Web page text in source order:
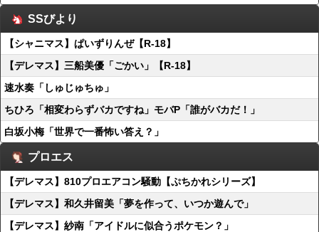
SSびより
【シャニマス】ぱいずりんぜ【R-18】
【デレマス】三船美優「ごかい」【R-18】
速水奏「しゅじゅちゅ」
ちひろ「相変わらずバカですね」モバP「誰がバカだ！」
白坂小梅「世界で一番怖い答え？」
プロエス
【デレマス】810プロエアコン騒動【ぷちかれシリーズ】
【デレマス】和久井留美「夢を作って、いつか遊んで」
【デレマス】紗南「アイドルに似合うポケモン？」